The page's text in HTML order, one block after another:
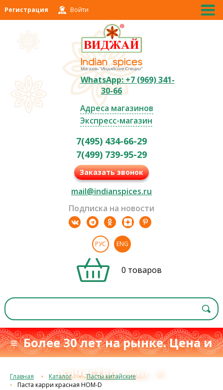
Регистрация Войти
WhatsApp: +7 (969) 341-
30-66
Адреса магазинов
Экспресс-магазин
7(495) 434-66-29
7(499) 739-95-29
Заказать звонок
mail@indianspices.ru
Подписка на новости
РУС ENG
0 товаров
≡ Более 30 лет на рынке. Цена и
качествос 1993 г. ≡
Главная Каталог
Пасты китайские
Паста карри красная HOM-D